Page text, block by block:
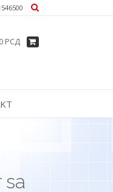
РСД
sa